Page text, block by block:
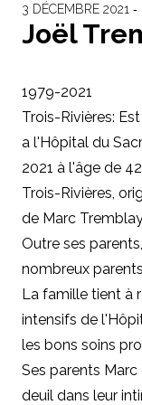
3 DÉCEMBRE 2021
Joël
1979-2021
Trois-Rivières:
a l'Hôpital du
2021 à l'âge de
Trois-Rivières,
de Marc
Outre ses parents
nombreux
La famille tient à
intensifs de
les bons soins
Ses parents
deuil dans leur